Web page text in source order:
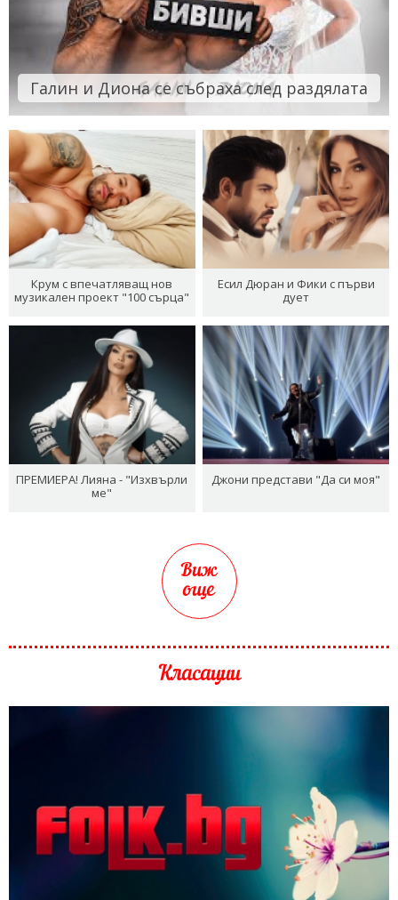
Галин и Диона се събраха след раздялата
Крум с впечатляващ нов
музикален проект "100 сърца"
Есил Дюран и Фики с първи
дует
ПРЕМИЕРА! Лияна - "Изхвърли
ме"
Джони представи "Да си моя"
Виж
още
Класации